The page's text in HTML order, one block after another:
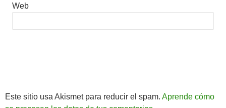
Web
Este sitio usa Akismet para reducir el spam. Aprende cómo